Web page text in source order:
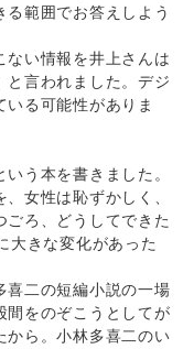
範囲でお答えしよう
い情報を井上さんは
と言われました。デジ
いる可能性がありま
う本を書きました。
女性は恥ずかしく、
ごろ、どうしてできた
大きな変化があった
二の短編小説の一場
間をのぞこうとしてが
から。小林多喜二のい